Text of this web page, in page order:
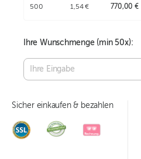
500 1,54 € 770,00 €
Ihre Wunschmenge (min50x):
Sicher einkaufen & bezahlen